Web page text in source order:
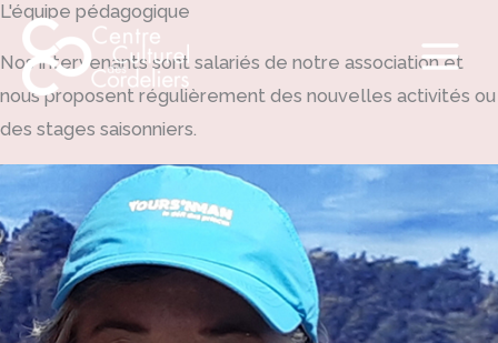
Aller
contenu
L'équipe pédagogique
Nos intervenants sont salariés de notre association et
nous proposent régulièrement des nouvelles activités ou
des stages saisonniers.